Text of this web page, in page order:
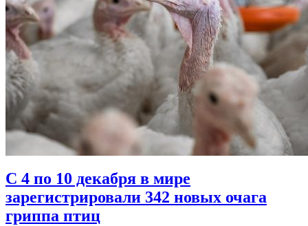
С 4 по 10 декабря в мире
зарегистрировали 342 новых очага
гриппа птиц